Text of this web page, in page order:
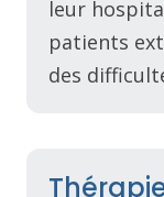
leur
patients
des